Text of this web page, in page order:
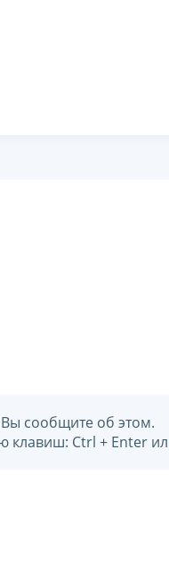
сообщите об этом.
клавиш: Ctrl + Enter